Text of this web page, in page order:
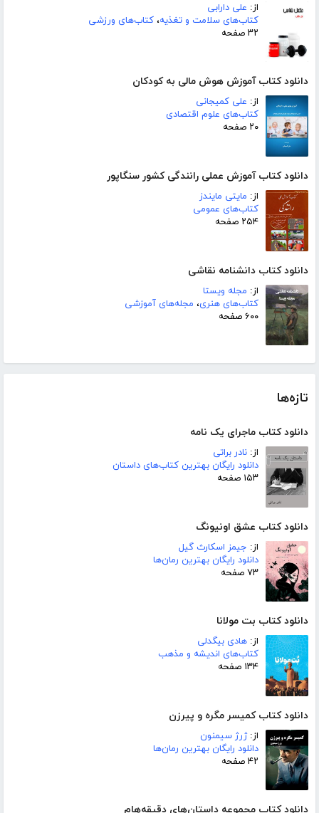
از: علی دارابی
کتاب‌های سلامت و تغذیه، کتاب‌های ورزشی
۳۲ صفحه
دانلود کتاب آموزش هوش مالی به کودکان
از: علی کمیجانی
کتاب‌های علوم اقتصادی
۲۰ صفحه
دانلود کتاب آموزش عملی رانندگی کشور سنگاپور
از: مایتی مایندز
کتاب‌های عمومی
۲۵۴ صفحه
دانلود کتاب دانشنامه نقاشی
از: مجله ویستا
کتاب‌های هنری، مجله‌های آموزشی
۶۰۰ صفحه
تازه‌ها
دانلود کتاب ماجرای یک نامه
از: نادر براتی
دانلود رایگان بهترین کتاب‌های داستان
۱۵۳ صفحه
دانلود کتاب عشق اونیونگ
از: جیمز اسکارث گیل
دانلود رایگان بهترین رمان‌ها
۷۳ صفحه
دانلود کتاب بت مولانا
از: هادی بیگدلی
کتاب‌های اندیشه و مذهب
۱۳۴ صفحه
دانلود کتاب کمیسر مگره و پیرزن
از:ژرژ سیمنون
دانلود رایگان بهترین رمان‌ها
۴۲ صفحه
دانلود کتاب مجموعه داستان‌های دقیقه‌هام